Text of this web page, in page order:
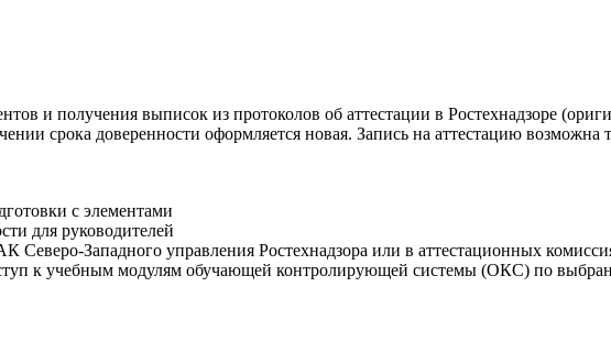
и получения выписок из протоколов об аттестации в Ростехнадзоре
срока доверенности оформляется новая. Запись на аттестацию
с элементами
для руководителей
Северо-Западного управления Ростехнадзора или в аттестационных
к учебным модулям обучающей контролирующей системы (ОКС) по